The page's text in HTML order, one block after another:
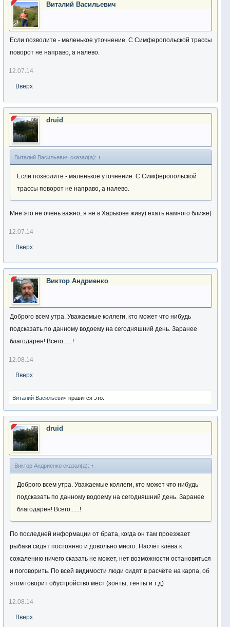
Виталий Васильевич
Если позволите - маленькое уточнение. С Симферопольской трассы
поворот не направо, а налево.
12.07.14
Вверх
druid
Виталий Васильевич сказал(а): ↑
Если позволите - маленькое уточнение. С Симферопольской
трассы поворот не направо, а налево.
Мне это не очень важно, я не в Харькове живу) ехать намного ближе)
12.07.14
Вверх
Виктор Андриенко
Доброго всем утра. Уважаемые коллеги, кто может что нибудь
подсказать по данному водоему на сегодняшний день. Заранее
благодарен! Всего......!
12.08.14
Вверх
Виталий Васильевич нравится это.
druid
Виктор Андриенко сказал(а): ↑
Доброго всем утра. Уважаемые коллеги, кто может что нибудь
подсказать по данному водоему на сегодняшний день. Заранее
благодарен! Всего......!
По последней информации от брата, когда он там проезжает
рыбаки сидят постоянно и довольно много. Насчёт клёва к
сожалению ничего сказать не может, нет возможности остановиться
и поговорить. По всей видимости люди сидят в расчёте на карпа, об
этом говорит обустройство мест (зонты, тенты и т.д)
12.08.14
Вверх